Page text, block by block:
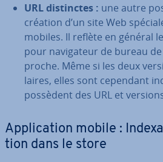
URL dis­tinctes : une autre
création d’un site Web
mobiles. Il reflète en général
pour na­vi­ga­teur de bureau
proche. Même si les deux
laires, elles sont cependant
possèdent des URL et
Ap­pli­ca­tion mobile :
tion dans le store